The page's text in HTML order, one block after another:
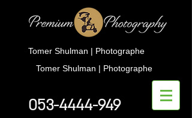
Tomer Shulman | Photographe
Tomer Shulman | Photographe
053-4444-949